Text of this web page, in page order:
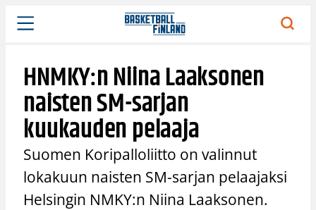
Siirry
sisältöön
HNMKY:n Niina Laaksonen
naisten SM-sarjan
kuukauden pelaaja
Suomen Koripalloliitto on valinnut
lokakuun naisten SM-sarjan pelaajaksi
Helsingin NMKY:n Niina Laaksonen.